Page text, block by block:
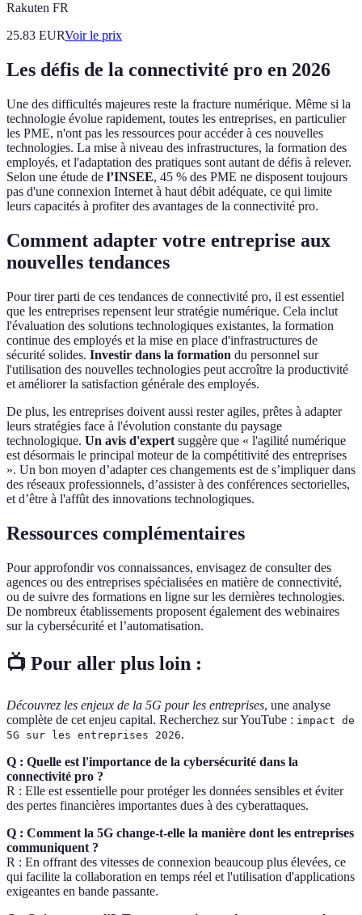
Rakuten FR
25.83 EURVoir le prix
Les défis de la connectivité pro en 2026
Une des difficultés majeures reste la fracture numérique. Même si la
technologie évolue rapidement, toutes les entreprises, en particulier
les PME, n'ont pas les ressources pour accéder à ces nouvelles
technologies. La mise à niveau des infrastructures, la formation des
employés, et l'adaptation des pratiques sont autant de défis à relever.
Selon une étude de l’INSEE, 45 % des PME ne disposent toujours
pas d'une connexion Internet à haut débit adéquate, ce qui limite
leurs capacités à profiter des avantages de la connectivité pro.
Comment adapter votre entreprise aux
nouvelles tendances
Pour tirer parti de ces tendances de connectivité pro, il est essentiel
que les entreprises repensent leur stratégie numérique. Cela inclut
l'évaluation des solutions technologiques existantes, la formation
continue des employés et la mise en place d'infrastructures de
sécurité solides. Investir dans la formation du personnel sur
l'utilisation des nouvelles technologies peut accroître la productivité
et améliorer la satisfaction générale des employés.
De plus, les entreprises doivent aussi rester agiles, prêtes à adapter
leurs stratégies face à l'évolution constante du paysage
technologique. Un avis d'expert suggère que « l'agilité numérique
est désormais le principal moteur de la compétitivité des entreprises
». Un bon moyen d’adapter ces changements est de s’impliquer dans
des réseaux professionnels, d’assister à des conférences sectorielles,
et d’être à l'affût des innovations technologiques.
Ressources complémentaires
Pour approfondir vos connaissances, envisagez de consulter des
agences ou des entreprises spécialisées en matière de connectivité,
ou de suivre des formations en ligne sur les dernières technologies.
De nombreux établissements proposent également des webinaires
sur la cybersécurité et l’automatisation.
📺 Pour aller plus loin :
Découvrez les enjeux de la 5G pour les entreprises, une analyse
complète de cet enjeu capital. Recherchez sur YouTube : impact de
5G sur les entreprises 2026.
Q : Quelle est l'importance de la cybersécurité dans la
connectivité pro ?
R : Elle est essentielle pour protéger les données sensibles et éviter
des pertes financières importantes dues à des cyberattaques.
Q : Comment la 5G change-t-elle la manière dont les entreprises
communiquent ?
R : En offrant des vitesses de connexion beaucoup plus élevées, ce
qui facilite la collaboration en temps réel et l'utilisation d'applications
exigeantes en bande passante.